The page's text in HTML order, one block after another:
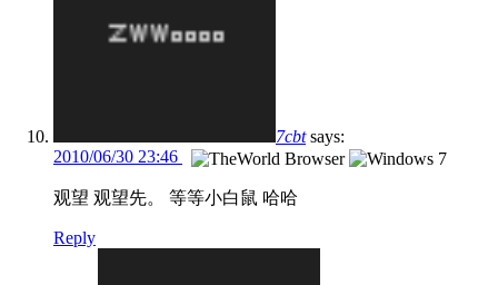
7cbt says:
2010/06/30 23:46
观望 观望先。 等等小白鼠 哈哈
Reply